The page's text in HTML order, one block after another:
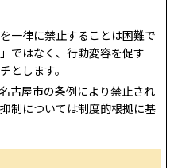
一律に禁止することは困難で
ではなく、行動変容を促す
とします。
古屋市の条例により禁止され
制については制度的根拠に基